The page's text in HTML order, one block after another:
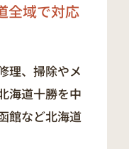
全域で対応
理、掃除やメ
海道十勝を中
館など北海道